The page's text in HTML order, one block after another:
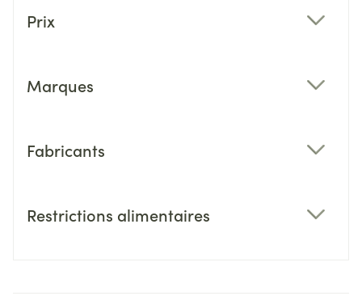
Prix
Marques
Fabricants
Restrictions alimentaires